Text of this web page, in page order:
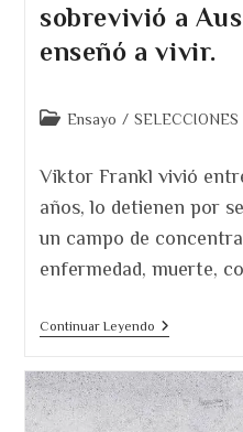
sobrevivió a
enseñó a vivir.
Categoría
entrada:
Ensayo / SELECCIONES
Viktor Frankl vivió
años, lo detienen por
un campo de
enfermedad, muerte,
Continuar LeyendoViktor
Psiquiatra
Que
Sobrevivió